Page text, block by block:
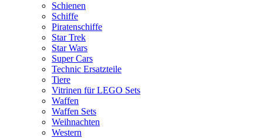
Schienen
Schiffe
Piratenschiffe
Star Trek
Star Wars
Super Cars
Technic Ersatzteile
Tiere
Vitrinen für LEGO Sets
Waffen
Waffen Sets
Weihnachten
Western